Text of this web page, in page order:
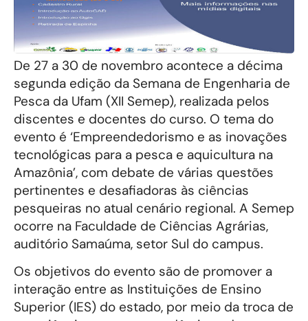
De 27 a 30 de novembro acontece a décima
segunda edição da Semana de Engenharia de
Pesca da Ufam (XII Semep), realizada pelos
discentes e docentes do curso. O tema do
evento é ‘Empreendedorismo e as inovações
tecnológicas para a pesca e aquicultura na
Amazônia’, com debate de várias questões
pertinentes e desafiadoras às ciências
pesqueiras no atual cenário regional. A Semep
ocorre na Faculdade de Ciências Agrárias,
auditório Samaúma, setor Sul do campus.
Os objetivos do evento são de promover a
interação entre as Instituições de Ensino
Superior (IES) do estado, por meio da troca de